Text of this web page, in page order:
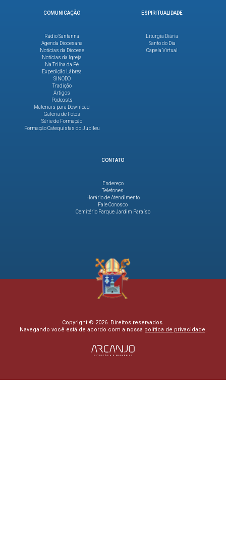
COMUNICAÇÃO
Rádio Santanna
Agenda Diocesana
Notícias da Diocese
Notícias da Igreja
Na Trilha da Fé
Expedição Lábrea
SINODO
Tradição
Artigos
Podcasts
Materiais para Download
Galeria de Fotos
Série de Formação
Formação Catequistas do Jubileu
ESPIRITUALIDADE
Liturgia Diária
Santo do Dia
Capela Virtual
CONTATO
Endereço
Telefones
Horário de Atendimento
Fale Conosco
Cemitério Parque Jardim Paraíso
Copyright © 2026. Direitos reservados.
Navegando você está de acordo com a nossa política de privacidade.